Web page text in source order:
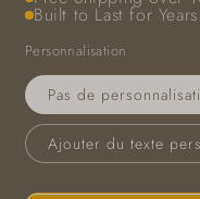
Built to Last for Years
Personnalisation
Pas de
Ajouter du texte